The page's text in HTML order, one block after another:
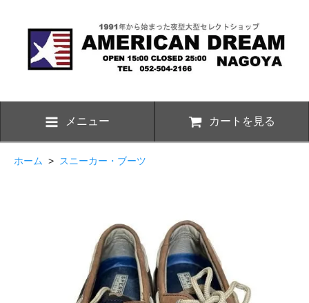
メニュー カートを見る
ホーム > スニーカー・ブーツ